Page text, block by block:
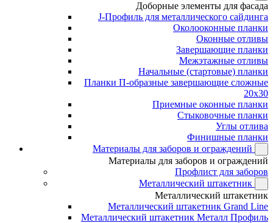
Доборные элементы для фасада
J-Профиль для металлического сайдинга
Околооконные планки
Оконные отливы
Завершающие планки
Межэтажные отливы
Начальные (стартовые) планки
Планки П-образные завершающие сложные
20x30
Приемные оконные планки
Стыковочные планки
Углы отлива
Финишные планки
Материалы для заборов и ограждений
Материалы для заборов и ограждений
Профлист для заборов
Металлический штакетник
Металлический штакетник
Металлический штакетник Grand Line
Металлический штакетник Металл Профиль